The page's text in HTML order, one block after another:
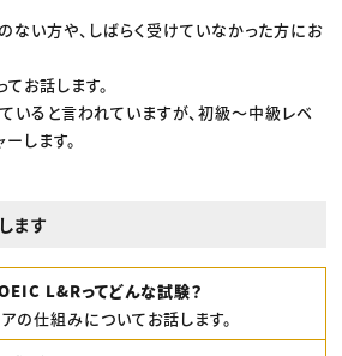
ない方や、しばらく受けていなかった方にお
お話します。
いると言われていますが、初級〜中級レベ
します。
ます
L&Rってどんな試験？
の仕組みについてお話します。